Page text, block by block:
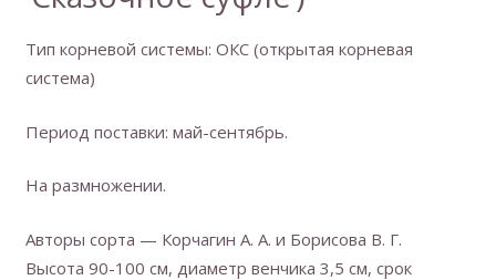
Тип корневой системы: ОКС (открытая корневая
система)
Период поставки: май-сентябрь.
На размножении.
Авторы сорта — Корчагин А. А. и Борисова В. Г.
Высота 90-100 см, диаметр венчика 3,5 см, срок